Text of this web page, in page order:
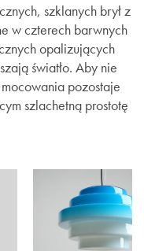
szklanych brył z
w czterech barwnych
opalizujących
światło. Aby nie
pozostaje
szlachetną prostotę